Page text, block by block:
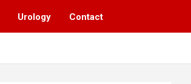
Urology Contact